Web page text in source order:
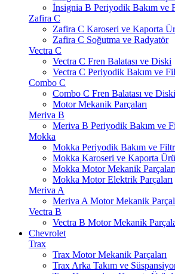
İnsignia B Periyodik Bakım ve
Zafira C
Zafira C Karoseri ve Kaporta
Zafira C Soğutma ve Radyatör
Vectra C
Vectra C Fren Balatası ve Diski
Vectra C Periyodik Bakım ve
Combo C
Combo C Fren Balatası ve Diski
Motor Mekanik Parçaları
Meriva B
Meriva B Periyodik Bakım ve
Mokka
Mokka Periyodik Bakım ve
Mokka Karoseri ve Kaporta
Mokka Motor Mekanik Parçaları
Mokka Motor Elektrik Parçaları
Meriva A
Meriva A Motor Mekanik
Vectra B
Vectra B Motor Mekanik
Chevrolet
Trax
Trax Motor Mekanik Parçaları
Trax Arka Takım ve